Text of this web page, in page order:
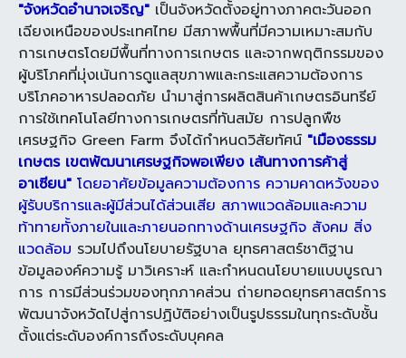
"จังหวัดอำนาจเจริญ" เป็นจังหวัดตั้งอยู่ทางภาคตะวันออก
เฉียงเหนือของประเทศไทย มีสภาพพื้นที่มีความเหมาะสมกับ
การเกษตรโดยมีพื้นที่ทางการเกษตร และจากพฤติกรรมของ
ผู้บริโภคที่มุ่งเน้นการดูแลสุขภาพและกระแสความต้องการ
บริโภคอาหารปลอดภัย นำมาสู่การผลิตสินค้าเกษตรอินทรีย์
การใช้เทคโนโลยีทางการเกษตรที่ทันสมัย การปลูกพืช
เศรษฐกิจ Green Farm จึงได้กำหนดวิสัยทัศน์ "เมืองธรรม
เกษตร เขตพัฒนาเศรษฐกิจพอเพียง เส้นทางการค้าสู่
อาเซียน" โดยอาศัยข้อมูลความต้องการ ความคาดหวังของ
ผู้รับบริการและผู้มีส่วนได้ส่วนเสีย สภาพแวดล้อมและความ
ท้าทายทั้งภายในและภายนอกทางด้านเศรษฐกิจ สังคม สิ่ง
แวดล้อม รวมไปถึงนโยบายรัฐบาล ยุทธศาสตร์ชาติฐาน
ข้อมูลองค์ความรู้ มาวิเคราะห์ และกำหนดนโยบายแบบบูรณา
การ การมีส่วนร่วมของทุกภาคส่วน ถ่ายทอดยุทธศาสตร์การ
พัฒนาจังหวัดไปสู่การปฏิบัติอย่างเป็นรูปธรรมในทุกระดับชั้น
ตั้งแต่ระดับองค์การถึงระดับบุคคล